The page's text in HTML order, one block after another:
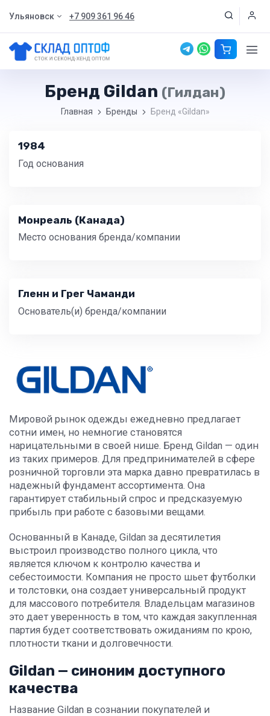
Ульяновск +7 909 361 96 46
Бренд Gildan (Гилдан)
Главная Бренды Бренд «Gildan»
1984
Год основания
Монреаль (Канада)
Место основания бренда/компании
Гленн и Грег Чаманди
Основатель(и) бренда/компании
Мировой рынок одежды ежедневно предлагает
сотни имен, но немногие становятся
нарицательными в своей нише. Бренд Gildan — один
из таких примеров. Для предпринимателей в сфере
розничной торговли эта марка давно превратилась в
надежный фундамент ассортимента. Она
гарантирует стабильный спрос и предсказуемую
прибыль при работе с базовыми вещами.
Основанный в Канаде, Gildan за десятилетия
выстроил производство полного цикла, что
является ключом к контролю качества и
себестоимости. Компания не просто шьет футболки
и толстовки, она создает универсальный продукт
для массового потребителя. Владельцам магазинов
это дает уверенность в том, что каждая закупленная
партия будет соответствовать ожиданиям по крою,
плотности ткани и долговечности.
Gildan — синоним доступного
качества
Название Gildan в сознании покупателей и